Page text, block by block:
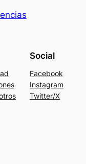
Social
Facebook
Instagram
Twitter/X